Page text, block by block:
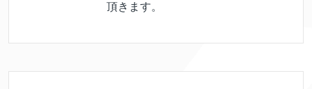
頂きます。